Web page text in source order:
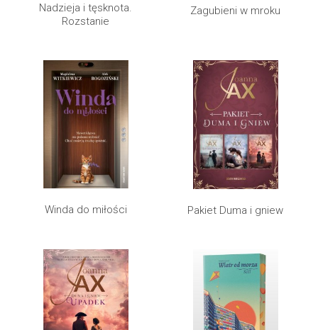
Nadzieja i tęsknota.
Rozstanie
Zagubieni w mroku
Winda do miłości Pakiet Duma i gniew